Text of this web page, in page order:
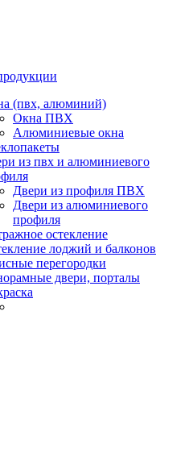
(пвх, алюминий)
Окна ПВХ
Алюминиевые окна
из пвх и алюминиевого
Двери из профиля ПВХ
Двери из алюминиевого
профиля
остекление
лоджий и балконов
перегородки
двери, порталы